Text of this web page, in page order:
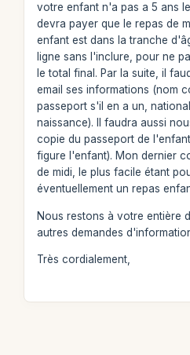
votre enfant n'a pas a 5 ans
devra payer que le repas de
enfant est dans la tranche
ligne sans l'inclure, pour ne
le total final. Par la suite, il
email ses informations (nom
passeport s'il en a un,
naissance). Il faudra aussi
copie du passeport de
figure l'enfant). Mon dernier
de midi, le plus facile étant
éventuellement un repas
Nous restons à votre entière
autres demandes
Très cordialement,